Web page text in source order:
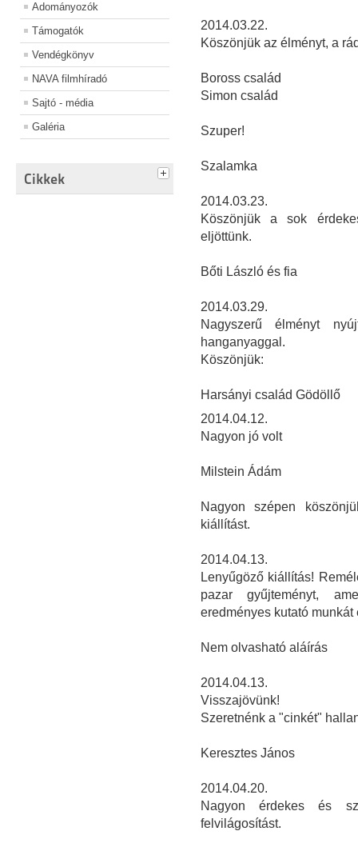
Adományozók
Támogatók
Vendégkönyv
NAVA filmhíradó
Sajtó - média
Galéria
Cikkek
2014.03.22.
Köszönjük az élményt, a
Boross család
Simon család
Szuper!
Szalamka
2014.03.23.
Köszönjük a sok
eljöttünk.
Bőti László és fia
2014.03.29.
Nagyszerű élményt
hanganyaggal.
Köszönjük:
Harsányi család Gödöllő
2014.04.12.
Nagyon jó volt
Milstein Ádám
Nagyon szépen
kiállítást.
2014.04.13.
Lenyűgöző kiállítás!
pazar gyűjteményt,
eredményes kutató
Nem olvasható aláírás
2014.04.13.
Visszajövünk!
Szeretnénk a "cinkét"
Keresztes János
2014.04.20.
Nagyon érdekes és
felvilágosítást.